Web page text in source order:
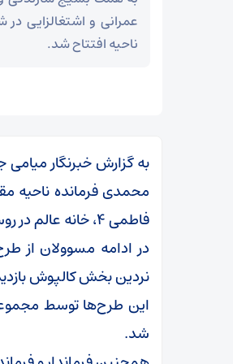
عمرانی و اشتغالزایی
ناحیه افتتاح شد.
به گزارش خبرنگار
محمدی فرمانده ناحیه
فاطمی ۴، خانه عالم در روستای حسین آباد پل ابریشم افتتاح شد.
در ادامه مسوولان از
نردین بخش کالپوش
این طرح‌ها توسط
شد.
عراقچی در پیامی درگذشت
تسلیت گفت